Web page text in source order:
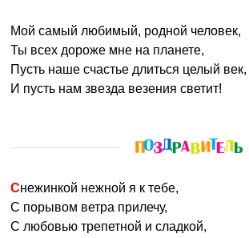
Мой самый любимый, родной человек,
Ты всех дороже мне на планете,
Пусть наше счастье длиться целый век,
И пусть нам звезда везения светит!
Снежинкой нежной я к тебе,
С порывом ветра прилечу,
С любовью трепетной и сладкой,